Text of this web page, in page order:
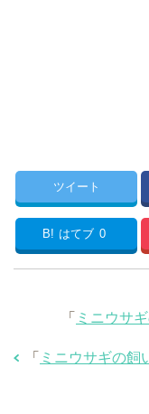
ツイート
B! はてブ 0
「 ミニウサ
「 ミニウサギの飼